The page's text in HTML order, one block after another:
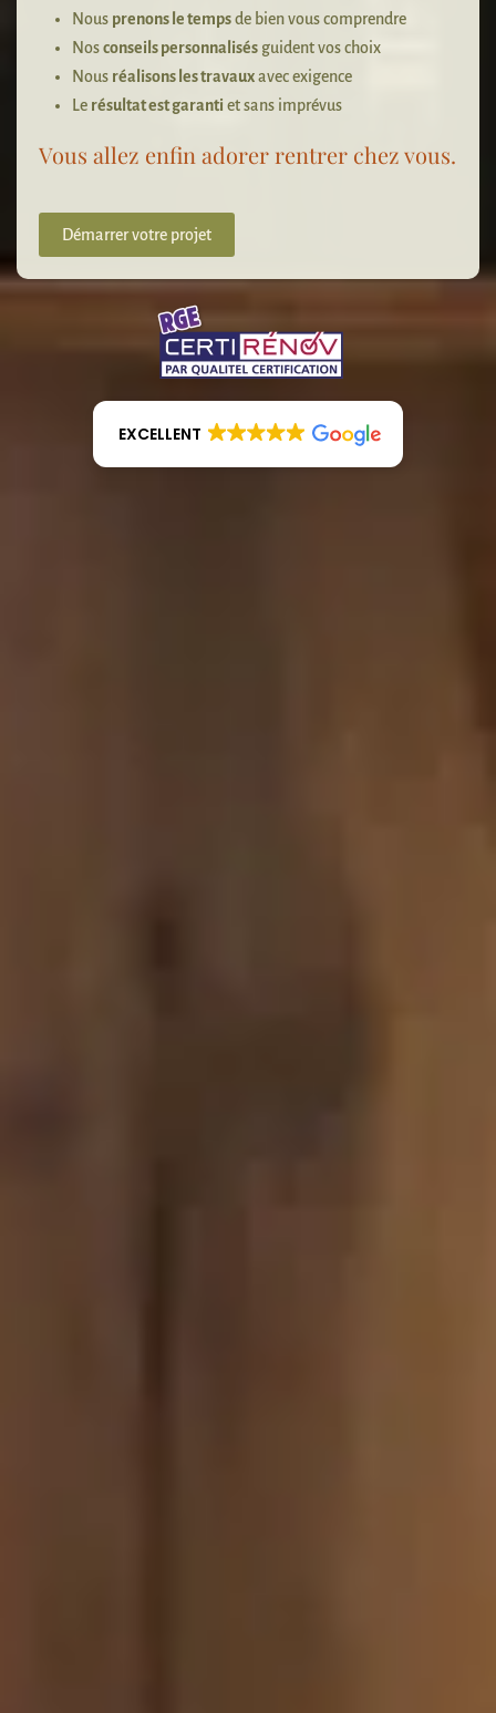
Nous prenons le tempsde bien vous comprendre
Nosconseils personnalisés guident vos choix
Nous réalisons les travauxavec exigence
Le résultat est garanti et sans imprévus
Vous allez enfin adorer rentrer chez vous.
Démarrer votre projet
EXCELLENT